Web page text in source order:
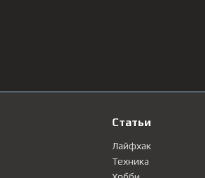
Статьи
Лайфхак
Техника